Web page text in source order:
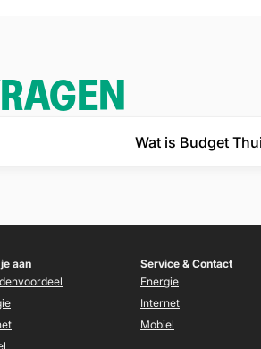
Wat is Budget
aan
Service & Contact
Energie
Internet
Mobiel